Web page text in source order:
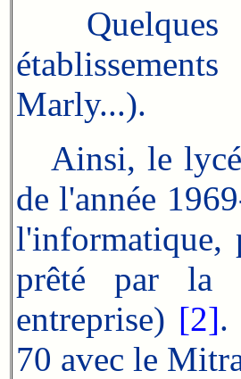
Quelques
Marly...).
Ainsi, le
de l'année
l'informatique,
prêté par la
entreprise) [2].
70 avec le